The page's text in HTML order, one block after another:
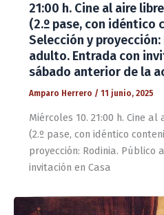
21:00 h. Cine al aire
(2.º pase, con idéntico
Selección y
adulto. Entrada con
sábado anterior de la
Amparo Herrero / 11 junio, 2025
Miércoles 10. 21:00 h. Cine
(2.º pase, con idéntico
proyección: Rodinia. Público
invitación en Casa